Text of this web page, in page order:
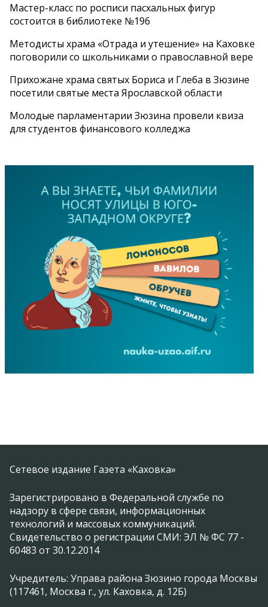
Мастер-класс по росписи пасхальных фигур
состоится в библиотеке №196
Методисты храма «Отрада и утешение» на Каховке
поговорили со школьниками о православной вере
Прихожане храма святых Бориса и Глеба в Зюзине
посетили святые места Ярославской области
Молодые парламентарии Зюзина провели квиза
для студентов финансового колледжа
Сетевое издание Газета «Каховка»
Зарегистрировано в Федеральной службе по
надзору в сфере связи, информационных
технологий и массовых коммуникаций.
Свидетельство о регистрации СМИ: ЭЛ № ФС 77 -
60483 от 30.12.2014
Учредитель: Управа района Зюзино города Москвы
(117461, Москва г., ул. Каховка, д. 12Б)